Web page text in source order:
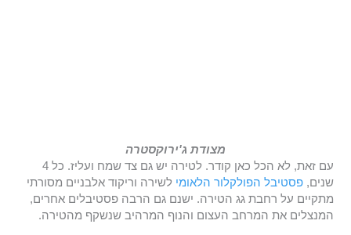
מצודת ג'ירוקסטרה
עם זאת, לא הכל כאן קודר. לטירה יש גם צד שמח ועליז. כל 4
שנים,פסטיבל הפולקלור הלאומי לשירה וריקוד אלבניים מסורתי
מתקיים על רחבת גג הטירה. ישנם גם הרבה פסטיבלים אחרים,
המנצלים את המרחב העצום והנוף המרהיב שנשקף מהטירה.